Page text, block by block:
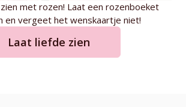
met rozen! Laat een rozenboeket
en vergeet het wenskaartje niet!
Laat liefde zien